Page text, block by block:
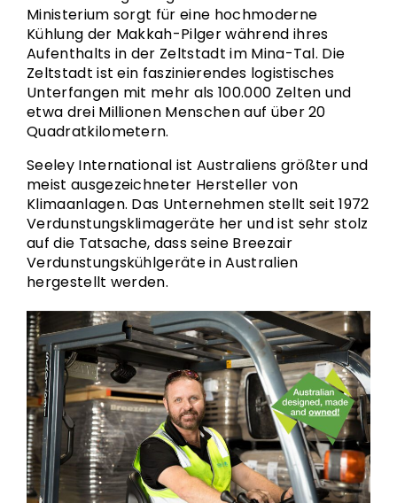
Ministerium sorgt für eine hochmoderne
Kühlung der Makkah-Pilger während ihres
Aufenthalts in der Zeltstadt im Mina-Tal. Die
Zeltstadt ist ein faszinierendes logistisches
Unterfangen mit mehr als 100.000 Zelten und
etwa drei Millionen Menschen auf über 20
Quadratkilometern.
Seeley International ist Australiens größter und
meist ausgezeichneter Hersteller von
Klimaanlagen. Das Unternehmen stellt seit 1972
Verdunstungsklimageräte her und ist sehr stolz
auf die Tatsache, dass seine Breezair
Verdunstungskühlgeräte in Australien
hergestellt werden.